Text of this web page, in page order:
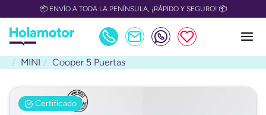
📦 ENVÍO A TODA LA PENÍNSULA, ¡RÁPIDO Y SEGURO! 📦
MINI Cooper 5 Puertas
Certificado